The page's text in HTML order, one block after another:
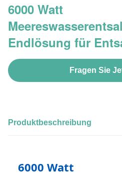
6000 Watt
Endlösung für
Fragen Sie
Produktbeschreibung
6000 Watt